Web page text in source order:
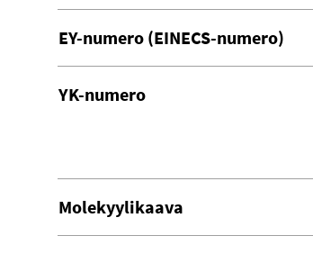
EY-numero (EINECS-numero)
YK-numero
Molekyylikaava